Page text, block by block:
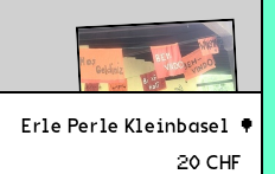
Erle Perle Kleinbasel
20 CHF